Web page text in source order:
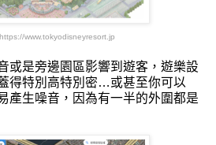
www.tokyodisneyresort.jp
或是旁邊園區影響到遊客，遊樂設
得特別高特別密…或甚至你可以
產生噪音，因為有一半的外圍都是